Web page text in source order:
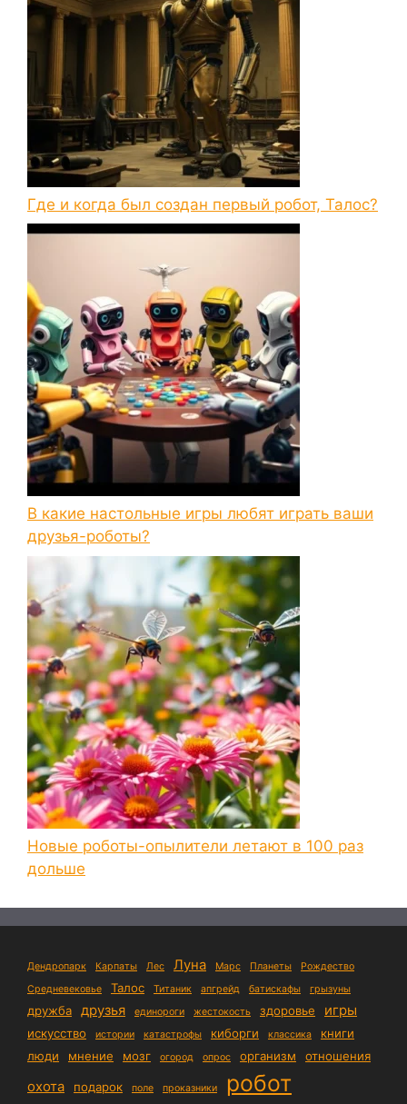
Где и когда был создан первый робот, Талос?
В какие настольные игры любят играть ваши
друзья-роботы?
Новые роботы-опылители летают в 100 раз
дольше
Дендропарк Карпаты Лес Луна Марс Планеты
Рождество
Средневековье
Талос Титаник апгрейд батискафы грызуны
дружба друзья единороги жестокость здоровье игры
искусство истории катастрофы киборги классика
книги
люди
мнение мозг огород опрос организм отношения
охота подарок поле проказники робот